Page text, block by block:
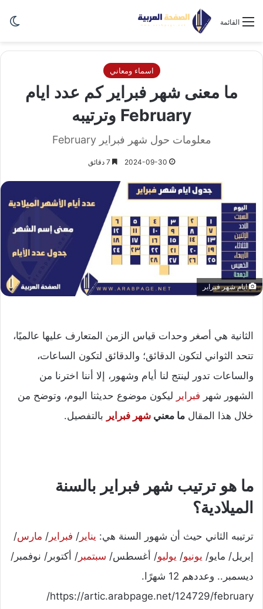
القائمة
اسماء ومعاني
ما معنى شهر فبراير كم عدد ايام
February وترتيبه
معلومات حول شهر فبراير February
2024-09-30
ايام شهر فبراير
الثانية هي أصغر وحدات قياس الزمن المتعارف عليها عالميًا،
تتحد الثواني لتكون الدقائق؛ والدقائق لتكون الساعات،
والساعات تدور لينتج لنا أيام وشهور، إلا أننا اخترنا من
الشهور شهر فبراير ليكون موضوع حديثنا اليوم، وتوضح من
خلال هذا المقال ما معني شهر فبراير بالتفصيل.
ما هو ترتيب شهر فبراير بالسنة
الميلادية؟
ترتيبه الثاني حيث أن شهور السنة هي: يناير / فبراير / مارس/
إبريل/ مايو/ يونيو/ يوليو/ أغسطس/ سبتمبر / أكتوبر/ نوفمبر/
ديسمبر.. وعددهم 12 شهرًا.
https://artic.arabpage.net/124729/february/